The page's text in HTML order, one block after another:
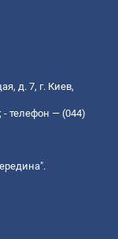
д. 7, г. Киев,
; - телефон — (044)